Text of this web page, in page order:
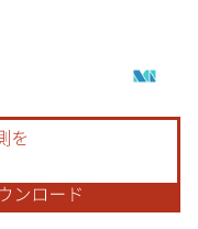
の表示が必要です。